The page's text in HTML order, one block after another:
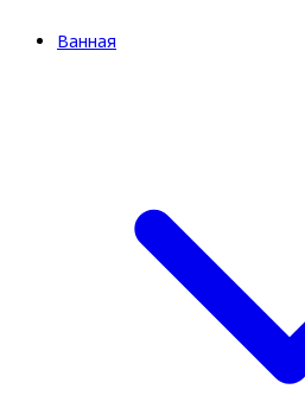
Ванная